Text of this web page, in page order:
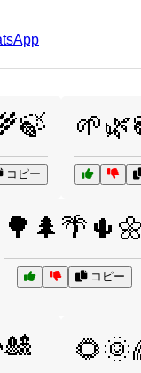
コピー
🌳🌲🌴🌵🌼
コピー